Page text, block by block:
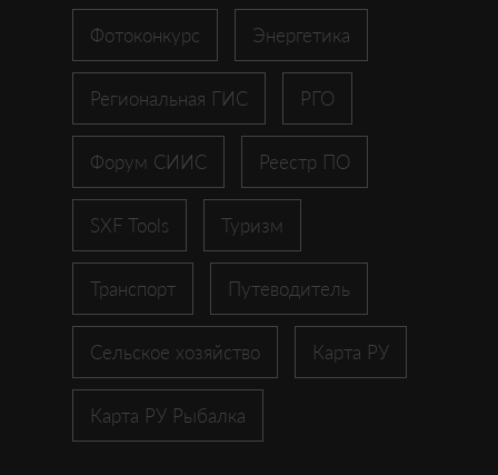
Фотоконкурс Энергетика
Региональная ГИС РГО
Форум СИИС Реестр ПО
SXF Tools Туризм
Транспорт Путеводитель
Сельское хозяйство Карта РУ
Карта РУ Рыбалка